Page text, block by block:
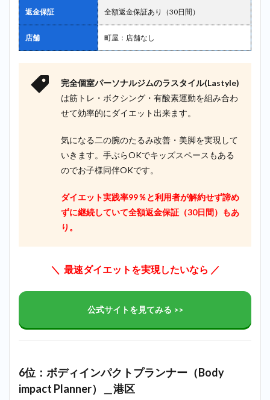
返金保証 全額返金保証あり（30日間）
店舗 町屋：店舗なし
完全個室パーソナルジムのラスタイル(Lastyle)
は筋トレ・ボクシング・有酸素運動を組み合わ
せて効率的にダイエット出来ます。
気になる二の腕のたるみ改善・美脚を実現して
いきます。手ぶらOKでキッズスペースもある
のでお子様同伴OKです。
ダイエット実践率99％と利用者が解約せず諦め
ずに継続していて全額返金保証（30日間）もあ
り。
＼ 最速ダイエットを実現したいなら ／
公式サイトを見てみる >>
6位：ボディインパクトプランナー（Body
impact Planner）＿港区